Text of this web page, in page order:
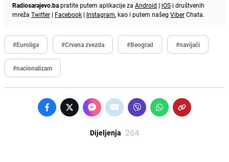
Radiosarajevo.bapratite putem aplikacije za Android | iOS i društvenih
mreža Twitter | Facebook | Instagram, kao i putem našeg ViberChata.
#Euroliga #Crvena zvezda #Beograd #navijači
#nacionalizam
Dijeljenja 264